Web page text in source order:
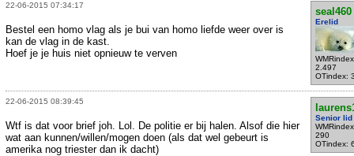
22-06-2015 07:34:17
seal460
Erelid
2.497
OTindex:
Bestel een homo vlag als je bui van homo liefde weer over is
kan de vlag in de kast.
Hoef je je huis niet opnieuw te verven
22-06-2015 08:39:45
Senior lid
290
OTindex:
Wtf is dat voor brief joh. Lol. De politie er bij halen. Alsof die hier
wat aan kunnen/willen/mogen doen (als dat wel gebeurt is
amerika nog triester dan ik dacht)